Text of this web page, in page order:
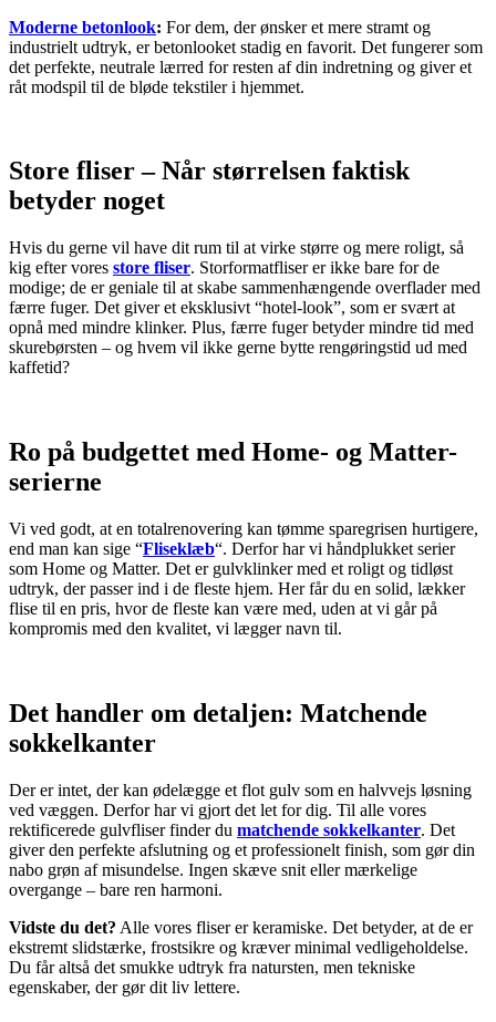
Moderne betonlook: For dem, der ønsker et mere stramt og
industrielt udtryk, er betonlooket stadig en favorit. Det fungerer som
det perfekte, neutrale lærred for resten af din indretning og giver et
råt modspil til de bløde tekstiler i hjemmet.
Store fliser – Når størrelsen faktisk
betyder noget
Hvis du gerne vil have dit rum til at virke større og mere roligt, så
kig efter vores store fliser. Storformatfliser er ikke bare for de
modige; de er geniale til at skabe sammenhængende overflader med
færre fuger. Det giver et eksklusivt “hotel-look”, som er svært at
opnå med mindre klinker. Plus, færre fuger betyder mindre tid med
skurebørsten – og hvem vil ikke gerne bytte rengøringstid ud med
kaffetid?
Ro på budgettet med Home- og Matter-
serierne
Vi ved godt, at en totalrenovering kan tømme sparegrisen hurtigere,
end man kan sige “Fliseklæb“. Derfor har vi håndplukket serier
som Home og Matter. Det er gulvklinker med et roligt og tidløst
udtryk, der passer ind i de fleste hjem. Her får du en solid, lækker
flise til en pris, hvor de fleste kan være med, uden at vi går på
kompromis med den kvalitet, vi lægger navn til.
Det handler om detaljen: Matchende
sokkelkanter
Der er intet, der kan ødelægge et flot gulv som en halvvejs løsning
ved væggen. Derfor har vi gjort det let for dig. Til alle vores
rektificerede gulvfliser finder du matchende sokkelkanter. Det
giver den perfekte afslutning og et professionelt finish, som gør din
nabo grøn af misundelse. Ingen skæve snit eller mærkelige
overgange – bare ren harmoni.
Vidste du det? Alle vores fliser er keramiske. Det betyder, at de er
ekstremt slidstærke, frostsikre og kræver minimal vedligeholdelse.
Du får altså det smukke udtryk fra natursten, men tekniske
egenskaber, der gør dit liv lettere.